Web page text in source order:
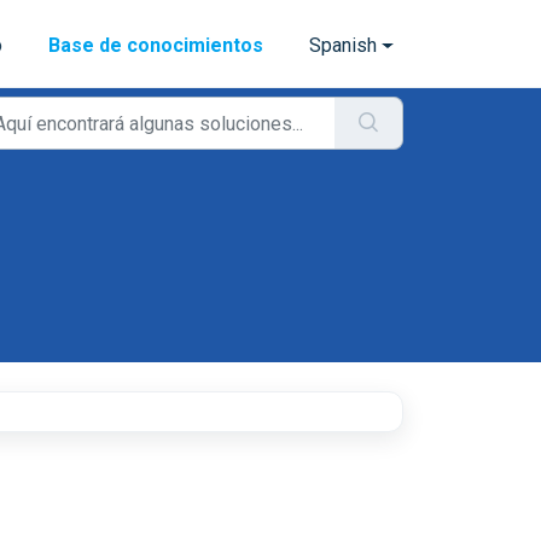
Base de conocimientos Spanish